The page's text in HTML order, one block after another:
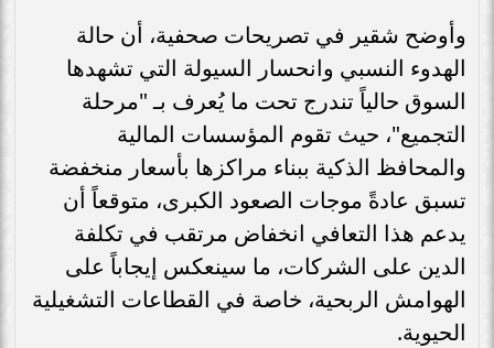
وأوضح شقير في تصريحات صحفية، أن حالة
الهدوء النسبي وانحسار السيولة التي تشهدها
السوق حالياً تندرج تحت ما يُعرف بـ "مرحلة
التجميع"، حيث تقوم المؤسسات المالية
والمحافظ الذكية ببناء مراكزها بأسعار منخفضة
تسبق عادةً موجات الصعود الكبرى، متوقعاً أن
يدعم هذا التعافي انخفاض مرتقب في تكلفة
الدين على الشركات، ما سينعكس إيجاباً على
الهوامش الربحية، خاصة في القطاعات التشغيلية
الحيوية.